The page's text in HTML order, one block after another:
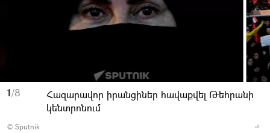
1/8
© Sputnik
Հազարավոր իրանցիներ հավաքվել Թեհրանի
կենտրոնում